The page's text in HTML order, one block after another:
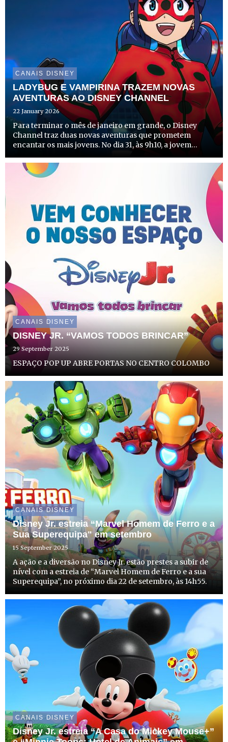
CANAIS DISNEY
LADYBUG E VAMPIRINA TRAZEM NOVAS
AVENTURAS AO DISNEY CHANNEL
22 January 2026
Para terminar o mês de janeiro em grande, o Disney
Channel traz duas novas aventuras que prometem
encantar os mais jovens. No dia 31, às 9h10, a jovem
internacional em “Miraculous World: As Aventuras de
Ladybug em Tóquio, S...
CANAIS DISNEY
DISNEY JR. “VAMOS TODOS BRINCAR”
29 September 2025
ESPAÇO POP UP ABRE PORTAS NO CENTRO COLOMBO
CANAIS DISNEY
Disney Jr. estreia “Marvel Homem de Ferro e a
Sua Superequipa" em setembro
15 September 2025
A ação e a diversão no Disney Jr. estão prestes a subir de
nível com a estreia de “Marvel Homem de Ferro e a sua
Superequipa”, no próximo dia 22 de setembro, às 14h55.
CANAIS DISNEY
Disney Jr. estreia “A Casa do Mickey Mouse+”